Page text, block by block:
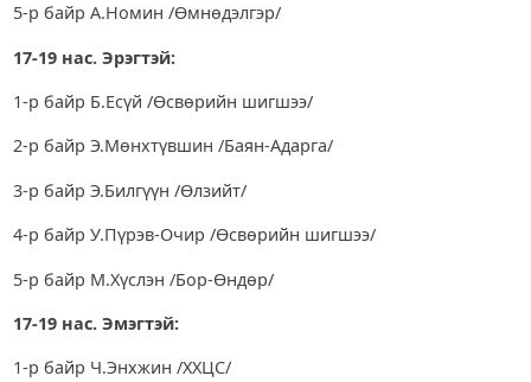
5-р байр А.Номин /Өмнөдэлгэр/
17-19 нас. Эрэгтэй:
1-р байр Б.Есүй /Өсвөрийн шигшээ/
2-р байр Э.Мөнхтүвшин /Баян-Адарга/
3-р байр Э.Билгүүн /Өлзийт/
4-р байр У.Пүрэв-Очир /Өсвөрийн шигшээ/
5-р байр М.Хүслэн /Бор-Өндөр/
17-19 нас. Эмэгтэй:
1-р байр Ч.Энхжин /ХХЦС/